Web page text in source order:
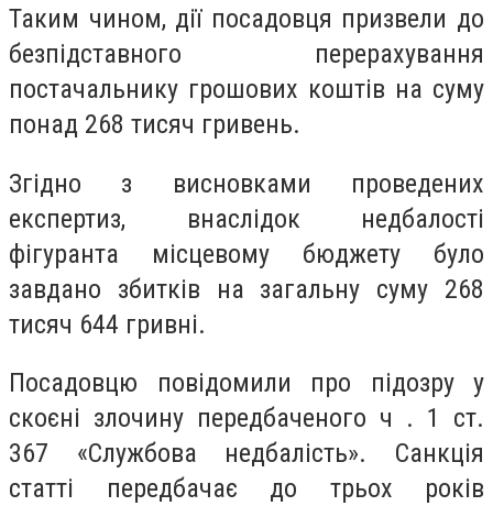
Таким чином, дії посадовця призвели до
безпідставного перерахування
постачальнику грошових коштів на суму
понад 268 тисяч гривень.
Згідно з висновками проведених
експертиз, внаслідок недбалості
фігуранта місцевому бюджету було
завдано збитків на загальну суму 268
тисяч 644 гривні.
Посадовцю повідомили про підозру у
скоєні злочину передбаченого ч . 1 ст.
367 «Службова недбалість». Санкція
статті передбачає до трьох років